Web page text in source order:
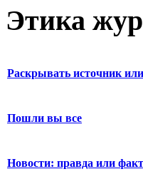
Этика
Раскрывать источник
Пошли вы все
Новости: правда или